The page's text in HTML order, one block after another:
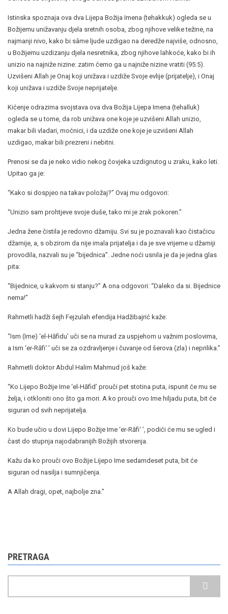
Istinska spoznaja ova dva Lijepa Božija Imena (tehakkuk) ogleda se u
Božijemu unižavanju djela sretnih osoba, zbog njihove velike težine, na
najmanji nivo, kako bi sâme ljude uzdigao na deredže najviše, odnosno,
u Božijemu uzdizanju djela nesretnika, zbog njihove lahkoće, kako bi ih
unizio na najniže nizine: zatim ćemo ga u najniže nizine vratiti (95:5).
Uzvišeni Allah je Onaj koji unižava i uzdiže Svoje evlije (prijatelje), i Onaj
koji unižava i uzdiže Svoje neprijatelje.
Kićenje odrazima svojstava ova dva Božija Lijepa Imena (tehalluk)
ogleda se u tome, da rob unižava one koje je uzvišeni Allah unizio,
makar bili vladari, moćnici, i da uzdiže one koje je uzvišeni Allah
uzdigao, makar bili prezreni i nebitni.
Prenosi se da je neko vidio nekog čovjeka uzdignutog u zraku, kako leti.
Upitao ga je:
“Kako si dospjeo na takav položaj?” Ovaj mu odgovori:
“Unizio sam prohtjeve svoje duše, tako mi je zrak pokoren.”
Jedna žene čistila je redovno džamiju. Svi su je poznavali kao čistačicu
džamije, a, s obzirom da nije imala prijatelja i da je sve vrijeme u džamiji
provodila, nazvali su je “bijednica”. Jedne noći usnila je da je jedna glas
pita:
“Bijednice, u kakvom si stanju?” A ona odgovori: “Daleko da si. Bijednice
nema!”
Rahmetli hadži šejh Fejzulah efendija Hadžibajrić kaže:
“Ism (Ime) ‘el-Hāfidu’ uči se na murad za uspjehom u važnim poslovima,
a Ism ‘er-Rāfi‘ ’ uči se za ozdravljenje i čuvanje od šerova (zla) i neprilika.”
Rahmetli doktor Abdul Halim Mahmud još kaže:
“Ko Lijepo Božije Ime ‘el-Hāfid’ prouči pet stotina puta, ispunit će mu se
želja, i otkloniti ono što ga mori. A ko prouči ovo Ime hiljadu puta, bit će
siguran od svih neprijatelja.
Ko bude učio u dovi Lijepo Božije Ime ‘er-Rāfi‘ ’, podići će mu se ugled i
čast do stupnja najodabranijih Božijih stvorenja.
Kažu da ko prouči ovo Božije Lijepo Ime sedamdeset puta, bit će
siguran od nasilja i sumnjičenja.
A Allah dragi, opet, najbolje zna.”
PRETRAGA